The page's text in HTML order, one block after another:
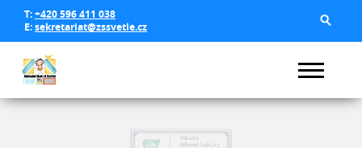
T:+420 596 411 038
E:sekretariat@zssvetle.cz